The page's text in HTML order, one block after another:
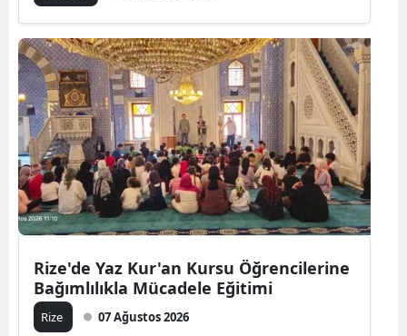
Rize'de Yaz Kur'an Kursu Öğrencilerine
Bağımlılıkla Mücadele Eğitimi
Rize 07 Ağustos 2026